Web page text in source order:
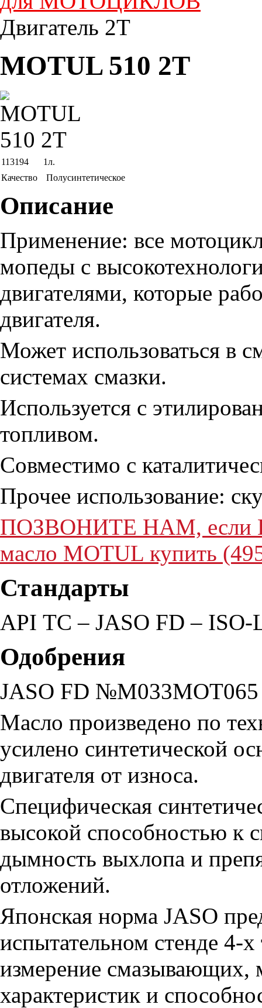
Двигатель 2T
MOTUL 510 2T
113194
1л.
Качество
Полусинтетическое
Описание
Применение: все
мопеды с
двигателями, которые
двигателя.
Может использоваться в
системах смазки.
Используется с
топливом.
Совместимо с
Прочее использование:
ПОЗВОНИТЕ НАМ, если
масло MOTUL купить
Стандарты
API ТС – JASO FD – ISO-
Одобрения
JASO FD №M033MOT065
Масло произведено по
усилено синтетической
двигателя от износа.
Специфическая
высокой способностью к
дымность выхлопа и
отложений.
Японская норма JASO
испытательном стенде 4-
измерение
характеристик и